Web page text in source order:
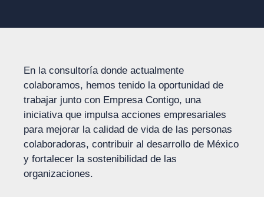
En la consultoría donde actualmente
colaboramos, hemos tenido la oportunidad de
trabajar junto con Empresa Contigo, una
iniciativa que impulsa acciones empresariales
para mejorar la calidad de vida de las personas
colaboradoras, contribuir al desarrollo de México
y fortalecer la sostenibilidad de las
organizaciones.